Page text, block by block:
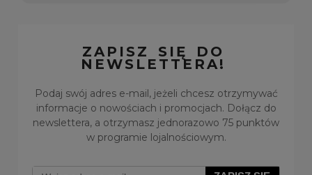
ZAPISZ SIĘ DO
NEWSLETTERA!
Podaj swój adres e-mail, jeżeli chcesz otrzymywać
informacje o nowościach i promocjach. Dołącz do
newslettera, a otrzymasz jednorazowo 75 punktów
w programie lojalnościowym.